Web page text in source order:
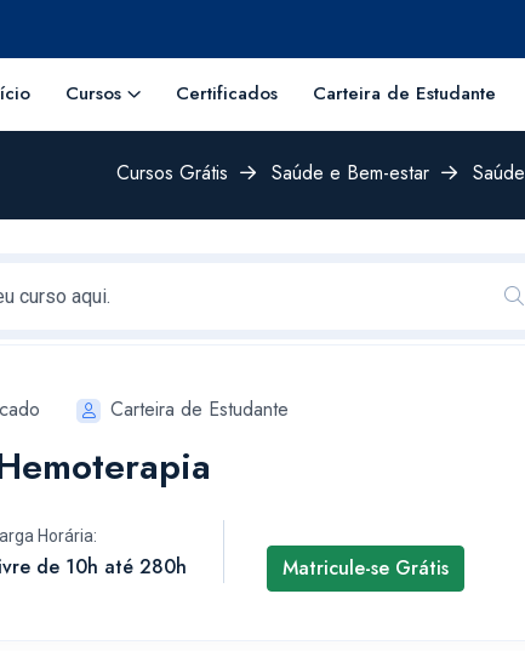
Cursos Certificados Carteira de Estudante
Cursos Grátis Saúde e Bem-estar Saúde
Carteira de Estudante
Horária:
de 10h até 280h Matricule-se Grátis